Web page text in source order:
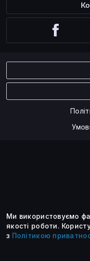
Усі опубліковані
передруковувати їх
вказанням
Ми використовуємо
якості роботи.
з Політикою